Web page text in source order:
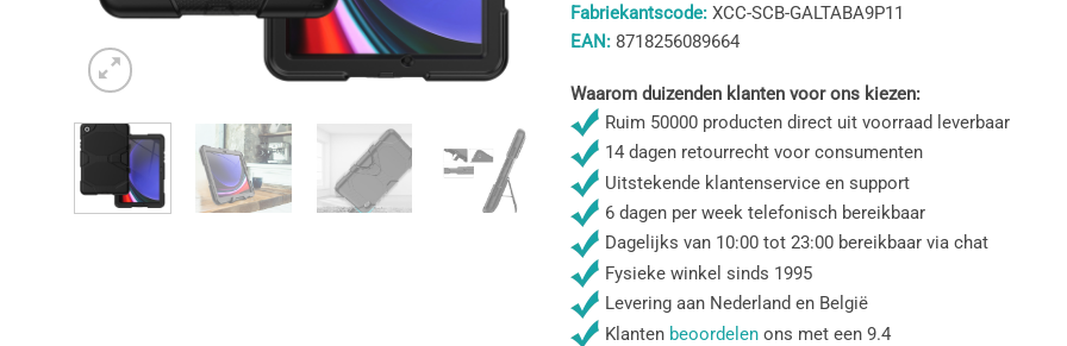
Fabriekantscode:XCC-SCB-GALTABA9P11
EAN:8718256089664
Waarom duizenden klanten voor ons kiezen:
Ruim 50000 producten direct uit voorraad leverbaar
14 dagen retourrecht voor consumenten
Uitstekende klantenservice en support
6 dagen per week telefonisch bereikbaar
Dagelijks van 10:00 tot 23:00 bereikbaar via chat
Fysieke winkel sinds 1995
Levering aan Nederland en België
Klanten beoordelenons met een 9.4